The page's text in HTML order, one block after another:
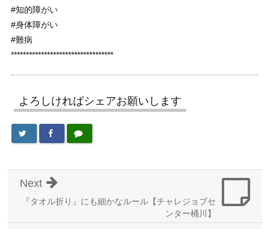
#知的障がい
#身体障がい
#難病
**********************************
よろしければシェアお願いします
『タオル折り』にも細かなルール【チャレジョブセ
ンター桶川】
Next